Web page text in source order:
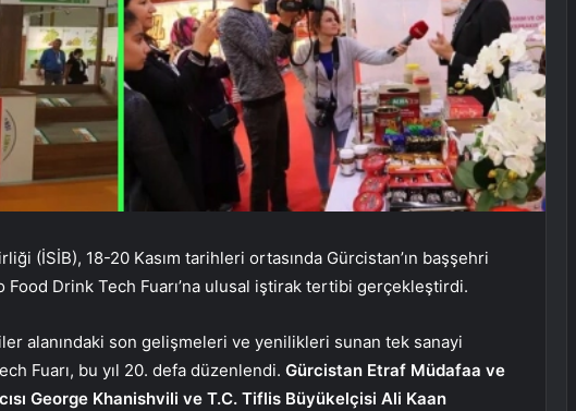
(İSİB), 18-20 Kasım tarihleri ortasında Gürcistan’ın başşehri
Drink Tech Fuarı’na ulusal iştirak tertibi gerçekleştirdi.
alanındaki son gelişmeleri ve yenilikleri sunan tek sanayi
Fuarı, bu yıl 20. defa düzenlendi. Gürcistan Etraf Müdafaa ve
George Khanishvili ve T.C. Tiflis Büyükelçisi Ali Kaan